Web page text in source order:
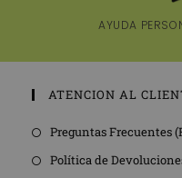
AYUDA
ATENCION AL
Preguntas Frecuentes
Política de